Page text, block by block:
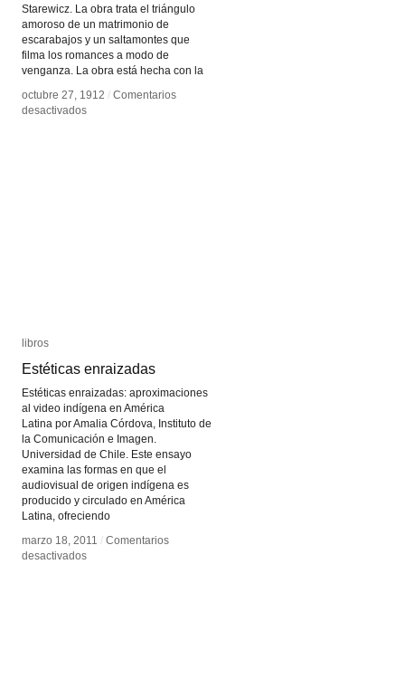
Starewicz. La obra trata el triángulo
amoroso de un matrimonio de
escarabajos y un saltamontes que
filma los romances a modo de
venganza. La obra está hecha con la
octubre 27, 1912 / Comentarios
desactivadosen
octubre 27, 1912 / Comentarios
desactivadosen
libros
Estéticas enraizadas
Estéticas enraizadas: aproximaciones
al video indígena en América
Latina por Amalia Córdova, Instituto de
la Comunicación e Imagen.
Universidad de Chile. Este ensayo
examina las formas en que el
audiovisual de origen indígena es
producido y circulado en América
Latina, ofreciendo
marzo 18, 2011 / Comentarios
desactivadosen
libros
Estéticas enraizadas
marzo 18, 2011 / Comentarios
desactivadosen